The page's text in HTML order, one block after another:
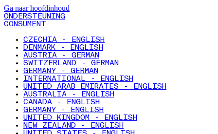
Ga naar hoofdinhoud
ONDERSTEUNING
CONSUMENT
CZECHIA - ENGLISH
DENMARK - ENGLISH
AUSTRIA - GERMAN
SWITZERLAND - GERMAN
GERMANY - GERMAN
INTERNATIONAL - ENGLISH
UNITED ARAB EMIRATES - ENGLISH
AUSTRALIA - ENGLISH
CANADA - ENGLISH
GERMANY - ENGLISH
UNITED KINGDOM - ENGLISH
NEW ZEALAND - ENGLISH